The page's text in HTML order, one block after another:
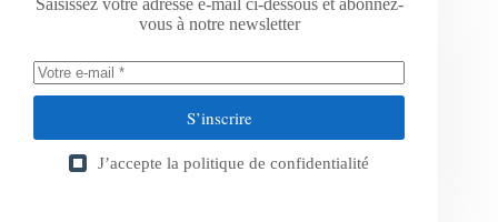
Saisissez votre adresse e-mail ci-dessous et abonnez-
vous à notre newsletter
S’inscrire
J’accepte la politique de confidentialité